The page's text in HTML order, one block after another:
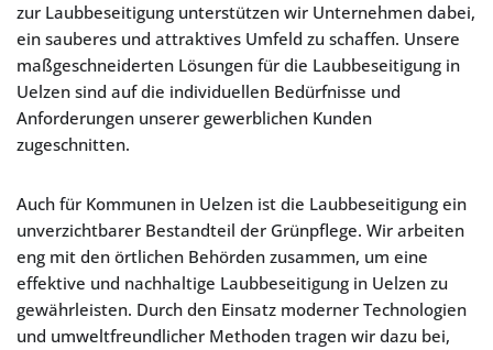
zur Laubbeseitigung unterstützen wir Unternehmen dabei,
ein sauberes und attraktives Umfeld zu schaffen. Unsere
maßgeschneiderten Lösungen für die Laubbeseitigung in
Uelzen sind auf die individuellen Bedürfnisse und
Anforderungen unserer gewerblichen Kunden
zugeschnitten.
Auch für Kommunen in Uelzen ist die Laubbeseitigung ein
unverzichtbarer Bestandteil der Grünpflege. Wir arbeiten
eng mit den örtlichen Behörden zusammen, um eine
effektive und nachhaltige Laubbeseitigung in Uelzen zu
gewährleisten. Durch den Einsatz moderner Technologien
und umweltfreundlicher Methoden tragen wir dazu bei,